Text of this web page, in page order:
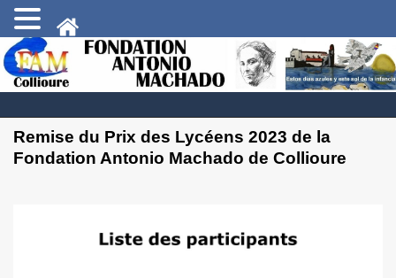
Remise du Prix des Lycéens 2023 de la
Fondation Antonio Machado de Collioure